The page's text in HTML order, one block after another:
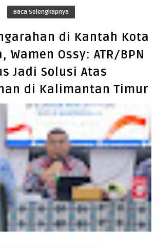
Baca Selengkapnya
di Kantah Kota
Wamen Ossy: ATR/BPN
Jadi Solusi Atas
di Kalimantan Timur